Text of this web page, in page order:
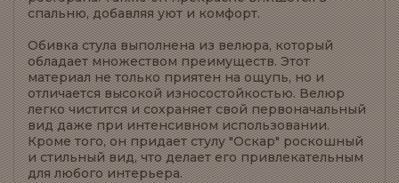
спальню, добавляя уют и комфорт.
Обивка стула выполнена из велюра, который
обладает множеством преимуществ. Этот
материал не только приятен на ощупь, но и
отличается высокой износостойкостью. Велюр
легко чистится и сохраняет свой первоначальный
вид даже при интенсивном использовании.
Кроме того, он придает стулу "Оскар" роскошный
и стильный вид, что делает его привлекательным
для любого интерьера.